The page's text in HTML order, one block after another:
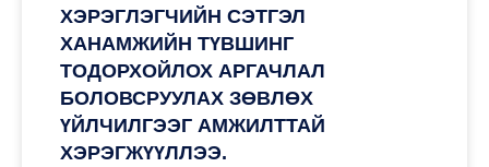
ХЭРЭГЛЭГЧИЙН СЭТГЭЛ
ХАНАМЖИЙН ТҮВШИНГ
ТОДОРХОЙЛОХ АРГАЧЛАЛ
БОЛОВСРУУЛАХ ЗӨВЛӨХ
ҮЙЛЧИЛГЭЭГ АМЖИЛТТАЙ
ХЭРЭГЖҮҮЛЛЭЭ.